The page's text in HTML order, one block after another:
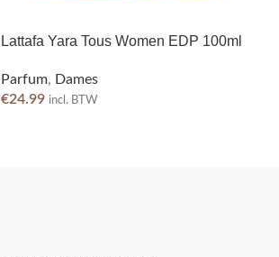
Lattafa Yara Tous Women EDP 100ml
Parfum, Dames
€24.99 incl. BTW